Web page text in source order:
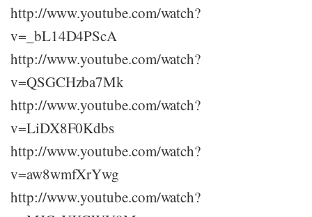
http://www.youtube.com/watch?
v=_bL14D4PScA
http://www.youtube.com/watch?
v=QSGCHzba7Mk
http://www.youtube.com/watch?
v=LiDX8F0Kdbs
http://www.youtube.com/watch?
v=aw8wmfXrYwg
http://www.youtube.com/watch?